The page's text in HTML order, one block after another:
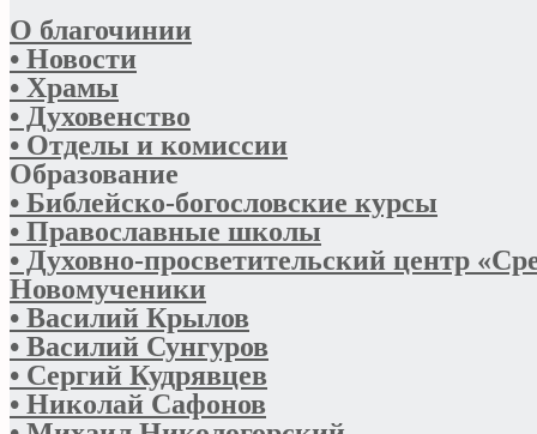
О благочинии
• Новости
• Храмы
• Духовенство
• Отделы и комиссии
Образование
• Библейско-богословские курсы
• Православные школы
• Духовно-просветительский центр
Новомученики
• Василий Крылов
• Василий Сунгуров
• Сергий Кудрявцев
• Николай Сафонов